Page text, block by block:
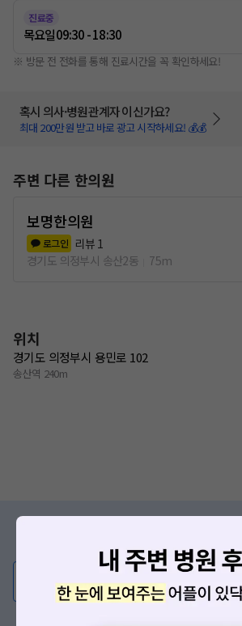
진료중
목요일09:30 - 18:30
※ 방문 전 전화를 통해 진료시간을 꼭 확인하세요!
혹시 의사·병원관계자 이신가요?
최대 200만원 받고 바로 광고 시작하세요! 💰💰
주변 다른 한의원
보명한의원
로그인 리뷰 1
경기도 의정부시 송산2동
75m
위치
경기도 의정부시 용민로 102
송산역 240m
의사가 직접 답해드려요!
💬 무엇이든 물어보세요